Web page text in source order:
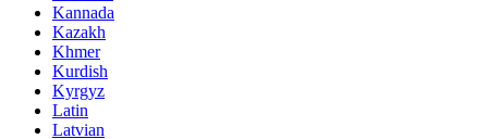
Kannada
Kazakh
Khmer
Kurdish
Kyrgyz
Latin
Latvian